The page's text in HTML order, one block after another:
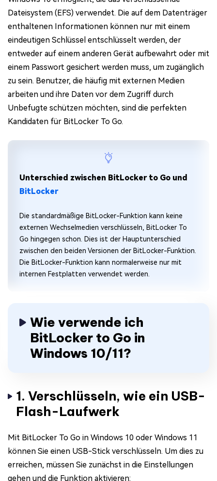
Dateisystem (EFS) verwendet. Die auf dem Datenträger
enthaltenen Informationen können nur mit einem
eindeutigen Schlüssel entschlüsselt werden, der
entweder auf einem anderen Gerät aufbewahrt oder mit
einem Passwort gesichert werden muss, um zugänglich
zu sein. Benutzer, die häufig mit externen Medien
arbeiten und ihre Daten vor dem Zugriff durch
Unbefugte schützen möchten, sind die perfekten
Kandidaten für BitLocker To Go.
Unterschied zwischen BitLocker to Go und
BitLocker
Die standardmäßige BitLocker-Funktion kann keine
externen Wechselmedien verschlüsseln, BitLocker To
Go hingegen schon. Dies ist der Hauptunterschied
zwischen den beiden Versionen der BitLocker-Funktion.
Die BitLocker-Funktion kann normalerweise nur mit
internen Festplatten verwendet werden.
Wie verwende ich
BitLocker to Go in
Windows 10/11?
1. Verschlüsseln, wie ein USB-
Flash-Laufwerk
Mit BitLocker To Go in Windows 10 oder Windows 11
können Sie einen USB-Stick verschlüsseln. Um dies zu
erreichen, müssen Sie zunächst in die Einstellungen
gehen und die Funktion aktivieren: